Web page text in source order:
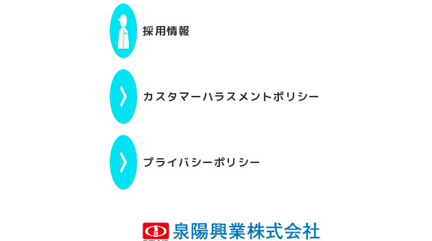
採用情報
カスタマーハラスメントポリシー
プライバシーポリシー